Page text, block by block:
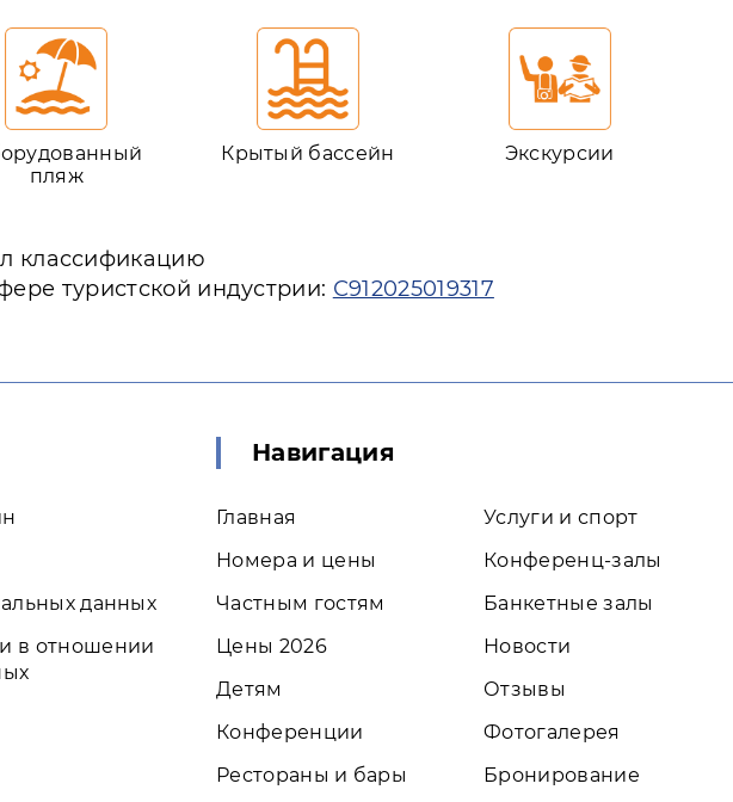
пляж
Крытый бассейн Экскурсии
классификацию
туристской индустрии: С912025019317
данных
в отношении
Навигация
Главная
Номера и цены
Частным гостям
Цены 2026
Детям
Конференции
Рестораны и бары
Услуги и спорт
Конференц-залы
Банкетные залы
Новости
Отзывы
Фотогалерея
Бронирование